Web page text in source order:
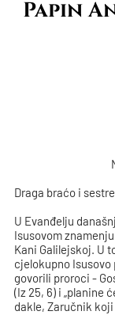
Papin
Draga braćo i
U Evanđelju
Isusovom
Kani Galilejskoj. U
cjelokupno Isusovo
govorili proroci -
(Iz 25, 6) i „planine
dakle, Zaručnik koji